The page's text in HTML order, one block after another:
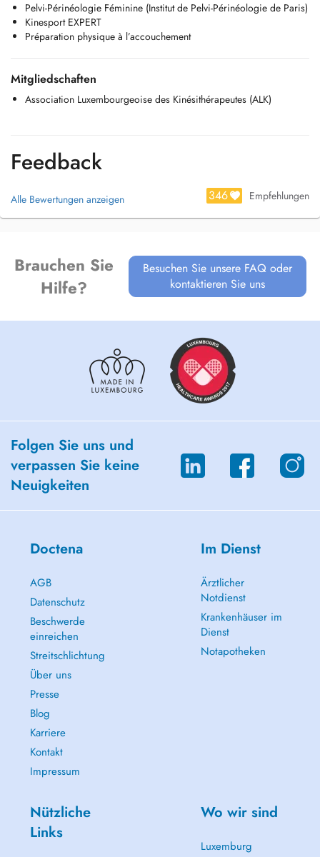
Pelvi-Périnéologie Féminine (Institut de Pelvi-Périnéologie de Paris)
Kinesport EXPERT
Préparation physique à l’accouchement
Mitgliedschaften
Association Luxembourgeoise des Kinésithérapeutes (ALK)
Feedback
Alle Bewertungen anzeigen 346 Empfehlungen
Brauchen Sie
Hilfe?
Besuchen Sie unsere FAQ oder
kontaktieren Sie uns
Folgen Sie uns und
verpassen Sie keine
Neuigkeiten
Doctena
AGB
Datenschutz
Beschwerde
einreichen
Streitschlichtung
Über uns
Presse
Blog
Karriere
Kontakt
Impressum
Im Dienst
Ärztlicher
Notdienst
Krankenhäuser im
Dienst
Notapotheken
Nützliche
Links
Wo wir sind
Luxemburg